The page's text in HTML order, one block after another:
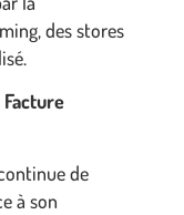
des stores
de
à son